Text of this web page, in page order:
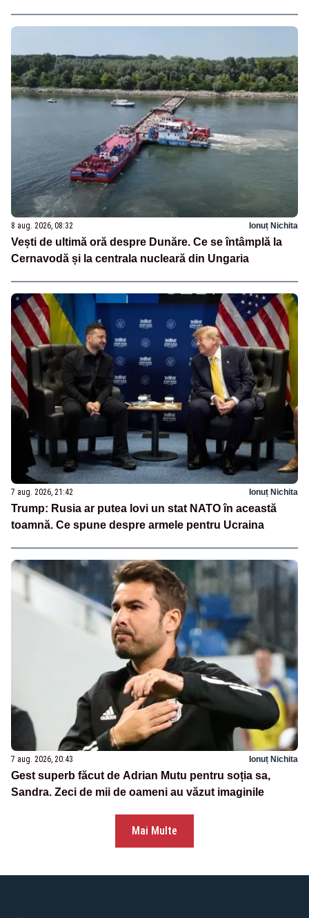
8 aug. 2026, 08:32 Ionuț Nichita
Vești de ultimă oră despre Dunăre. Ce se întâmplă la
Cernavodă și la centrala nucleară din Ungaria
7 aug. 2026, 21:42 Ionuț Nichita
Trump: Rusia ar putea lovi un stat NATO în această
toamnă. Ce spune despre armele pentru Ucraina
7 aug. 2026, 20:43 Ionuț Nichita
Gest superb făcut de Adrian Mutu pentru soția sa,
Sandra. Zeci de mii de oameni au văzut imaginile
Mai Multe